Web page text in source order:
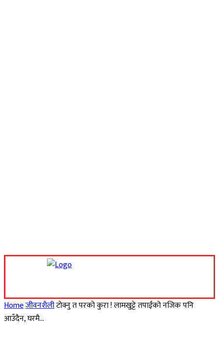
Homeजीवनशैलीटोक्नु त परको कुरा ! लामखुट्टे तपाईंको नजिक पनि
आउँदैन, घरमै...